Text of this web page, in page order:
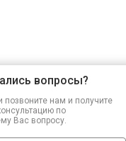
вопросы?
позвоните нам и получите
по
Вас вопросу.